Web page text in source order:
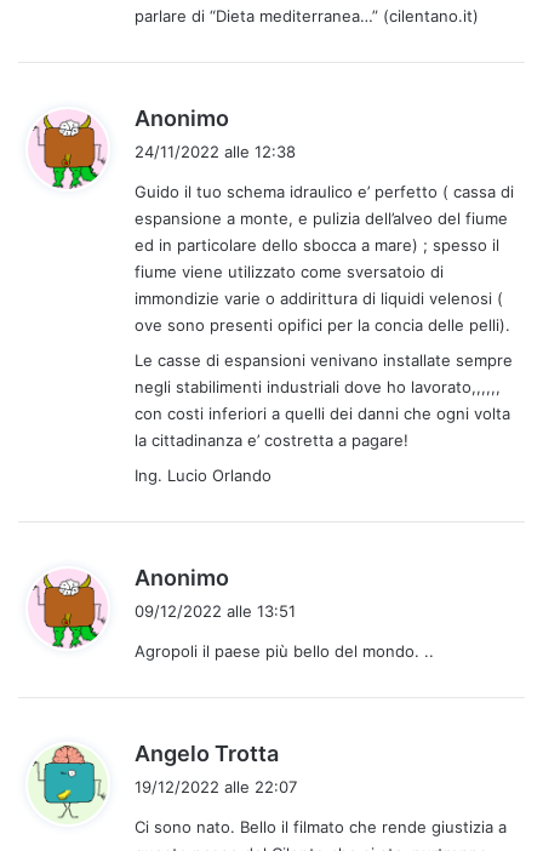
parlare di “Dieta mediterranea…” (cilentano.it)
Anonimo
e
t
t
o
:
24/11/2022 alle 12:38
Guido il tuo schema idraulico e’ perfetto ( cassa di
espansione a monte, e pulizia dell’alveo del fiume
ed in particolare dello sbocca a mare) ; spesso il
fiume viene utilizzato come sversatoio di
immondizie varie o addirittura di liquidi velenosi (
ove sono presenti opifici per la concia delle pelli).
Le casse di espansioni venivano installate sempre
negli stabilimenti industriali dove ho lavorato,,,,,,
con costi inferiori a quelli dei danni che ogni volta
la cittadinanza e’ costretta a pagare!
Ing. Lucio Orlando
Anonimo
e
:
09/12/2022 alle 13:51
Agropoli il paese più bello del mondo. ..
Angelo Trotta
e
19/12/2022 alle 22:07
Ci sono nato. Bello il filmato che rende giustizia a